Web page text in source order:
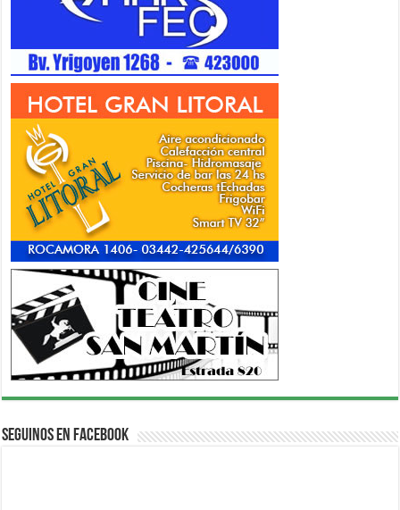
Seguinos en Facebook